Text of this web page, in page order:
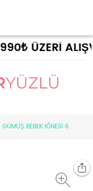
990₺ ÜZERİ
GÜMÜŞ BEBEK İĞNESİ 6